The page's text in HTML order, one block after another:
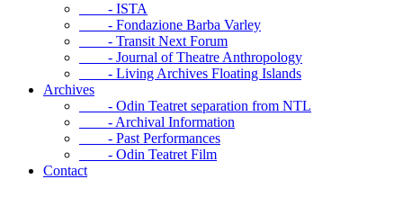
- ISTA
- Fondazione Barba Varley
- Transit Next Forum
- Journal of Theatre Anthropology
- Living Archives Floating Islands
Archives
- Odin Teatret separation from NTL
- Archival Information
- Past Performances
- Odin Teatret Film
Contact